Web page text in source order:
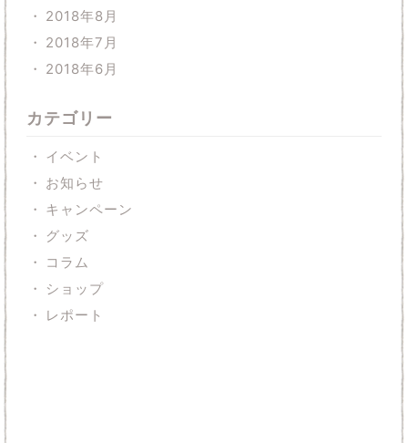
2018年8月
2018年7月
2018年6月
カテゴリー
イベント
お知らせ
キャンペーン
グッズ
コラム
ショップ
レポート